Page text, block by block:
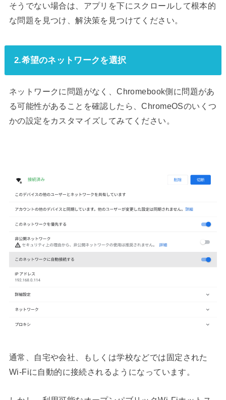
そうでない場合は、アプリを下にスクロールして根本的
な問題を見つけ、解決策を見つけてください。
2.希望のネットワークを選択
ネットワークに問題がなく、Chromebook側に問題があ
る可能性があることを確認したら、ChromeOSのいくつ
かの設定をカスタマイズしてみてください。
通常、自宅や会社、もしくは学校などでは固定された
Wi-Fiに自動的に接続されるようになっています。